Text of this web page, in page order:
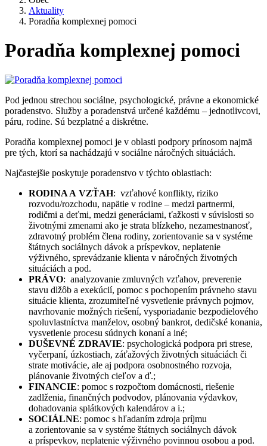
Aktuality
Poradňa komplexnej pomoci
Poradňa komplexnej pomoci
Pod jednou strechou sociálne, psychologické, právne a ekonomické
poradenstvo. Služby a poradenstvá určené každému – jednotlivcovi,
páru, rodine. Sú bezplatné a diskrétne.
Poradňa komplexnej pomoci je v oblasti podpory prínosom najmä
pre tých, ktorí sa nachádzajú v sociálne náročných situáciách.
Najčastejšie poskytuje poradenstvo v týchto oblastiach:
RODINA A VZŤAH: vzťahové konflikty, riziko
rozvodu/rozchodu, napätie v rodine – medzi partnermi,
rodičmi a deťmi, medzi generáciami, ťažkosti v súvislosti so
životnými zmenami ako je strata blízkeho, nezamestnanosť,
zdravotný problém člena rodiny, zorientovanie sa v systéme
štátnych sociálnych dávok a príspevkov, neplatenie
výživného, sprevádzanie klienta v náročných životných
situáciách a pod.
PRÁVO: analyzovanie zmluvných vzťahov, preverenie
stavu dlžôb a exekúcií, pomoc s pochopením právneho stavu
situácie klienta, zrozumiteľné vysvetlenie právnych pojmov,
navrhovanie možných riešení, vysporiadanie bezpodielového
spoluvlastníctva manželov, osobný bankrot, dedičské konania,
vysvetlenie procesu súdnych konaní a iné;
DUŠEVNÉ ZDRAVIE: psychologická podpora pri strese,
vyčerpaní, úzkostiach, záťažových životných situáciách či
strate motivácie, ale aj podpora osobnostného rozvoja,
plánovanie životných cieľov a ď.;
FINANCIE: pomoc s rozpočtom domácnosti, riešenie
zadlženia, finančných podvodov, plánovania výdavkov,
dohadovania splátkových kalendárov a i.;
SOCIÁLNE: pomoc s hľadaním zdroja príjmu
a zorientovanie sa v systéme štátnych sociálnych dávok
a príspevkov, neplatenie výživného povinnou osobou a pod.